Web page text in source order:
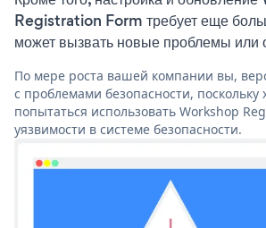
Registration Form требует еще
может вызвать новые проблемы или
По мере роста вашей компании вы,
с проблемами безопасности, поскольку
попытаться использовать Workshop
уязвимости в системе безопасности.